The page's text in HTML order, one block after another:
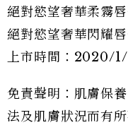
絕對慾望奢華柔霧
絕對慾望奢華閃耀
上市時間：2020/
免責聲明：肌膚保
法及肌膚狀況而有